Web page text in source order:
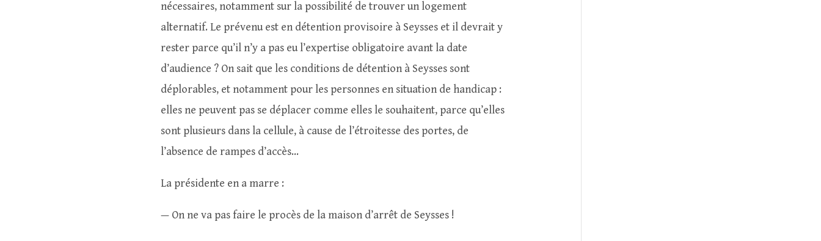
nécessaires, notamment sur la possibilité de trouver un logement
alternatif. Le prévenu est en détention provisoire à Seysses et il devrait y
rester parce qu’il n’y a pas eu l’expertise obligatoire avant la date
d’audience ? On sait que les conditions de détention à Seysses sont
déplorables, et notamment pour les personnes en situation de handicap :
elles ne peuvent pas se déplacer comme elles le souhaitent, parce qu’elles
sont plusieurs dans la cellule, à cause de l’étroitesse des portes, de
l’absence de rampes d’accès…
La présidente en a marre :
— On ne va pas faire le procès de la maison d’arrêt de Seysses !